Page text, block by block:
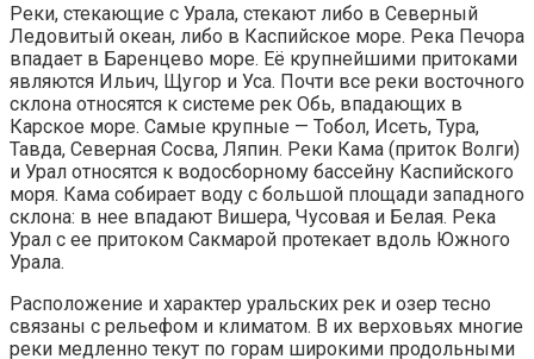
Реки, стекающие с Урала, стекают либо в Северный
Ледовитый океан, либо в Каспийское море. Река Печора
впадает в Баренцево море. Её крупнейшими притоками
являются Ильич, Щугор и Уса. Почти все реки восточного
склона относятся к системе рек Обь, впадающих в
Карское море. Самые крупные — Тобол, Исеть, Тура,
Тавда, Северная Сосва, Ляпин. Реки Кама (приток Волги)
и Урал относятся к водосборному бассейну Каспийского
моря. Кама собирает воду с большой площади западного
склона: в нее впадают Вишера, Чусовая и Белая. Река
Урал с ее притоком Сакмарой протекает вдоль Южного
Урала.
Расположение и характер уральских рек и озер тесно
связаны с рельефом и климатом. В их верховьях многие
реки медленно текут по горам широкими продольными